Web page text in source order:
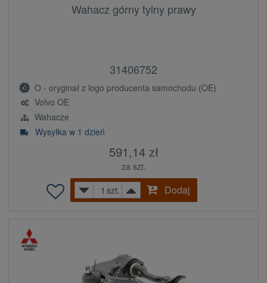
Wahacz górny tylny prawy
31406752
O - oryginał z logo producenta samochodu (OE)
Volvo OE
Wahacze
Wysyłka w 1 dzień
591,14 zł
za szt.
szt.
Dodaj